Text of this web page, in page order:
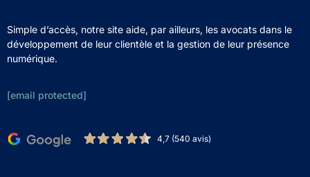
Simple d’accès, notre site aide, par ailleurs, les avocats dans le
développement de leur clientèle et la gestion de leur présence
numérique.
[email protected]
4,7 (540 avis)